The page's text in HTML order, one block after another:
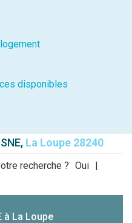
disponibles
La Loupe 28240
recherche ? Oui |
à La Loupe